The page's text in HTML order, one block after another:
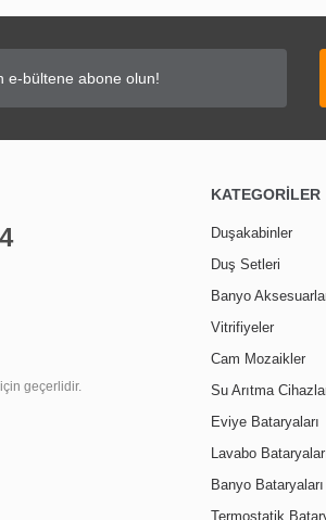
geçerlidir.
KATEGORİLER
Duşakabinler
Duş Setleri
Banyo
Vitrifiyeler
Cam Mozaikler
Su Arıtma
Eviye Bataryaları
Lavabo
Banyo Bataryaları
Termostatik